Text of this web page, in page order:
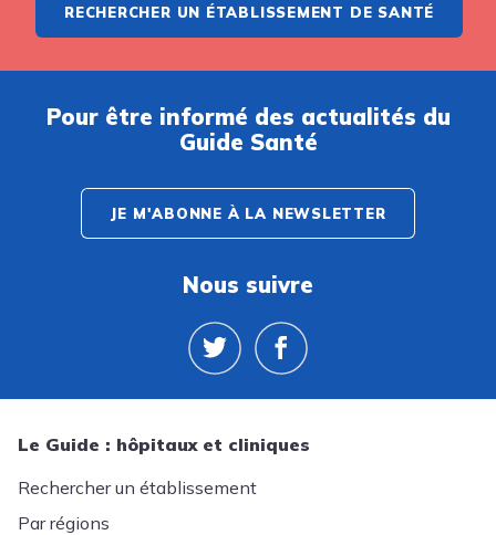
RECHERCHER UN ÉTABLISSEMENT DE SANTÉ
Pour être informé des actualités du
Guide Santé
JE M'ABONNE À LA NEWSLETTER
Nous suivre
Le Guide : hôpitaux et cliniques
Rechercher un établissement
Par régions